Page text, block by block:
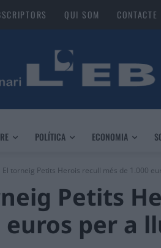
QUI SOM CONTACTE
POLÍTICA ECONOMIA
El torneig Petits Herois recull més de 1.000
Petits
euros per a